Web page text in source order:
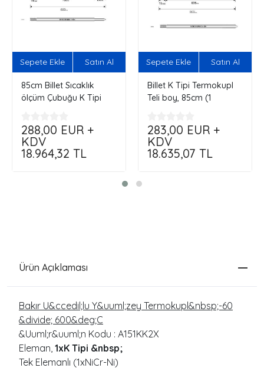
85cm Billet Sıcaklık
ölçüm Çubuğu K Tipi
288,00 EUR +
KDV
18.964,32 TL
Sepete Ekle Satın Al
Billet K Tipi Termokupl
Teli boy, 85cm (1
283,00 EUR +
KDV
18.635,07 TL
Sepete Ekle Satın Al
Ürün Açıklaması
Bakır U&ccedil;lu Y&uuml;zey Termokupl&nbsp;-60
&divide; 600&deg;C
&Uuml;r&uuml;n Kodu : A151KK2X
Eleman, 1xK Tipi &nbsp;
Tek Elemanlı (1xNiCr-Ni)